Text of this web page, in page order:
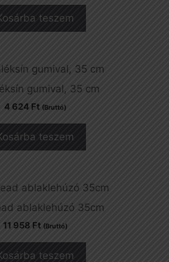
teszem
gumival, 35 cm
4 624 Ft (Bruttó)
teszem
ablaklehúzó 35cm
11 958 Ft (Bruttó)
teszem